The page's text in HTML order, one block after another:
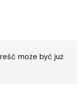
może być już